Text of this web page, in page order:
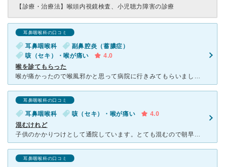
【診療・治療法】 喉頭内視鏡検査、小児聴力障害の診療
耳鼻咽喉科の口コミ
耳鼻咽喉科
副鼻腔炎（蓄膿症）
咳（セキ）・喉が痛い
4.0
喉を診てもらった
喉が痛かったので喉風邪かと思って病院に行きみてもらいました。レントゲンを撮ったり喉をカメラで診てもらいました。副鼻腔炎と逆流性食道炎の両方の可能性があるということで両方に効く薬をもらいました。丁寧な診
耳鼻咽喉科の口コミ
耳鼻咽喉科 咳（セキ）・喉が痛い
4.0
混むけれど
子供のかかりつけとして通院しています。とても混むので朝早くに順番待ちの記名をしても、お昼近くの診察になることも。でもそれだけ信頼のある耳鼻咽喉科なんだと思います。実際手際よく診察してくださります。
耳鼻咽喉科の口コミ